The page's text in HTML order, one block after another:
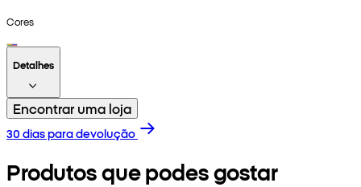
Cores
Detalhes
Encontrar uma loja
30 dias para devolução
Produtos que podes gostar